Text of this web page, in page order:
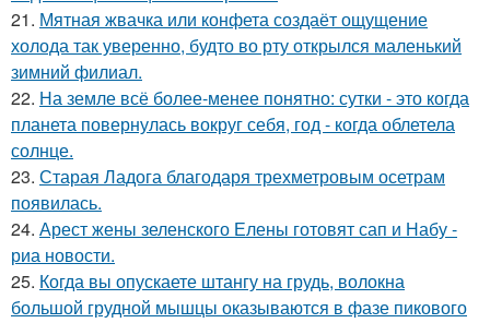
21. Мятная жвачка или конфета создаёт ощущение
холода так уверенно, будто во рту открылся маленький
зимний филиал.
22. На земле всё более-менее понятно: сутки - это когда
планета повернулась вокруг себя, год - когда облетела
солнце.
23. Старая Ладога благодаря трехметровым осетрам
появилась.
24. Арест жены зеленского Елены готовят сап и Набу -
риа новости.
25. Когда вы опускаете штангу на грудь, волокна
большой грудной мышцы оказываются в фазе пикового